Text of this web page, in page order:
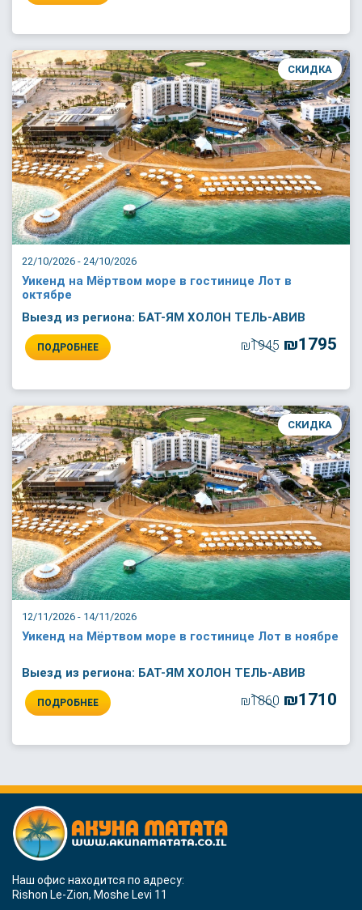
22/10/2026 - 24/10/2026
СКИДКА
Уикенд на Мёртвом море в гостинице Лот в
октябре
Выезд из региона: БАТ-ЯМ ХОЛОН ТЕЛЬ-АВИВ
ПОДРОБНЕЕ ₪1945 ₪1795
12/11/2026 - 14/11/2026
СКИДКА
Уикенд на Мёртвом море в гостинице Лот в ноябре
Выезд из региона: БАТ-ЯМ ХОЛОН ТЕЛЬ-АВИВ
ПОДРОБНЕЕ ₪1860 ₪1710
Наш офис находится по адресу:
Rishon Le-Zion, Moshe Levi 11